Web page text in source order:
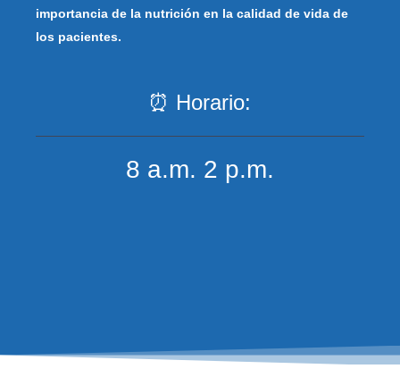
importancia de la nutrición en la calidad de vida de
los pacientes.
⏰ Horario:
8 a.m. 2 p.m.